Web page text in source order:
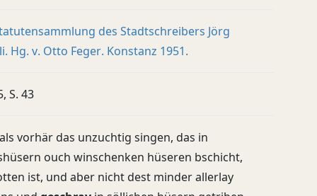
des Stadtschreibers Jörg
Hg. v. Otto Feger. Konstanz 1951.
S. 43
vorhär das unzuchtig singen, das in
ouch winschenken hüseren bschicht,
ist, und aber nicht dest minder allerlay